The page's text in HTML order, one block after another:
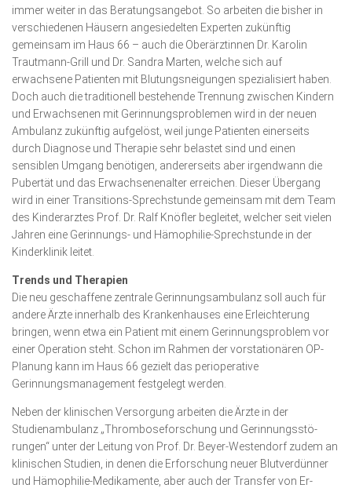
immer weiter in das Bera­tungs­angebot. So arbeiten die bisher in
verschiedenen Häusern angesiedelten Experten zukünftig
gemeinsam im Haus 66 – auch die Oberärztinnen Dr. Karolin
Trautmann-Grill und Dr. Sandra Marten, welche sich auf
erwachsene Patienten mit Blutungs­nei­gungen spezialisiert haben.
Doch auch die traditionell bestehende Trennung zwischen Kindern
und Er­wachsenen mit Gerinnungsproblemen wird in der neuen
Ambulanz zukünftig aufgelöst, weil junge Patienten einerseits
durch Diagnose und Therapie sehr belastet sind und einen
sensiblen Umgang benötigen, andererseits aber irgendwann die
Pubertät und das Erwachse­nen­alter erreichen. Dieser Übergang
wird in einer Transitions-Sprech­stunde gemeinsam mit dem Team
des Kinderarztes Prof. Dr. Ralf Knöf­ler begleitet, welcher seit vielen
Jahren eine Ge­rinnungs- und Hämophilie-Sprechstunde in der
Kinderklinik leitet.
Trends und Therapien
Die neu geschaffene zentrale Gerinnungsambulanz soll auch für
andere Ärzte innerhalb des Krankenhauses eine Erleich­te­rung
bringen, wenn etwa ein Patient mit einem Gerinnungs­pro­blem vor
einer Operation steht. Schon im Rahmen der vorstationären OP-
Planung kann im Haus 66 gezielt das perioperative
Gerinnungsmanagement festgelegt werden.
Neben der klinischen Versorgung arbeiten die Ärzte in der
Studienambulanz „Thrombose­for­schung und Gerinnungs­stö­
rungen“ unter der Lei­tung von Prof. Dr. Beyer-Wes­tendorf zu­dem an
klinischen Studien, in denen die Erforschung neuer Blut­verdünner
und Hämo­phi­lie-Medikamente, aber auch der Transfer von Er­